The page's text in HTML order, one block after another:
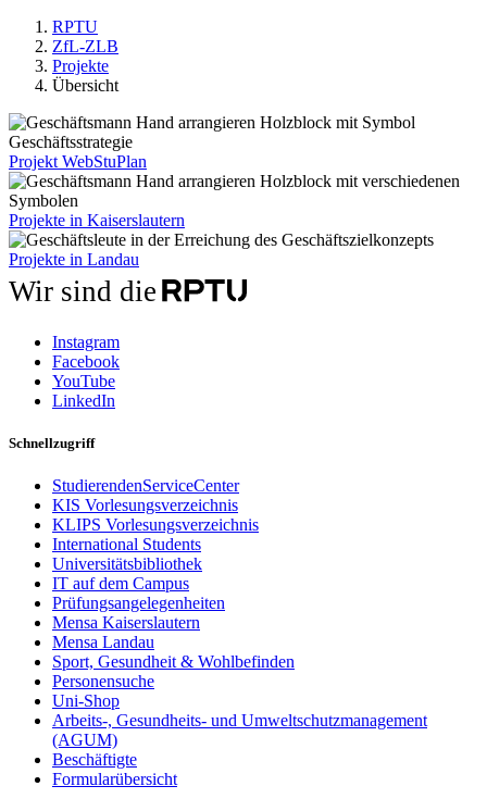
RPTU
ZfL-ZLB
Projekte
Übersicht
Projekt WebStuPlan
Projekte in Kaiserslautern
Projekte in Landau
Wir sind die
Instagram
Facebook
YouTube
LinkedIn
Schnellzugriff
StudierendenServiceCenter
KIS Vorlesungsverzeichnis
KLIPS Vorlesungsverzeichnis
International Students
Universitätsbibliothek
IT auf dem Campus
Prüfungsangelegenheiten
Mensa Kaiserslautern
Mensa Landau
Sport, Gesundheit & Wohlbefinden
Personensuche
Uni-Shop
Arbeits-, Gesundheits- und Umweltschutzmanagement
(AGUM)
Beschäftigte
Formularübersicht